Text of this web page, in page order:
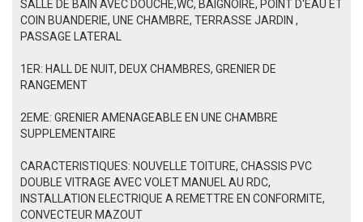
SALLE DE BAIN AVEC DOUCHE,WC, BAIGNOIRE, POINT D'EAU ET
COIN BUANDERIE, UNE CHAMBRE, TERRASSE JARDIN ,
PASSAGE LATERAL
1ER: HALL DE NUIT, DEUX CHAMBRES, GRENIER DE
RANGEMENT
2EME: GRENIER AMENAGEABLE EN UNE CHAMBRE
SUPPLEMENTAIRE
CARACTERISTIQUES: NOUVELLE TOITURE, CHASSIS PVC
DOUBLE VITRAGE AVEC VOLET MANUEL AU RDC,
INSTALLATION ELECTRIQUE A REMETTRE EN CONFORMITE,
CONVECTEUR MAZOUT